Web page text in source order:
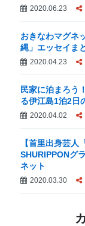
2020.06.23
おきなわマグネ
縄」エッセイま
2020.04.23
民家に泊まろう
る伊江島1泊2日
2020.04.02
【首里出身芸人
SHURIPPONグ
ネット
2020.03.30